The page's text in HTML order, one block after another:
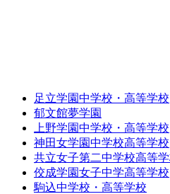
足立学園中学校・高等学校
郁文館夢学園
上野学園中学校・高等学校
神田女学園中学校高等学校
共立女子第二中学校高等
佼成学園女子中学高等学校
駒込中学校・高等学校